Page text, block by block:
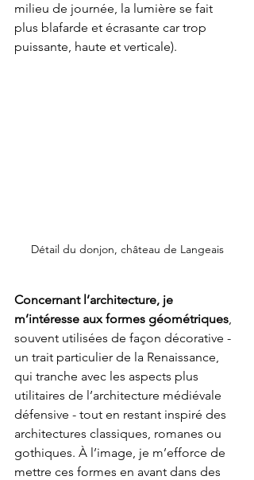
milieu de journée, la lumière se fait
plus blafarde et écrasante car trop
puissante, haute et verticale).
Détail du donjon, château de Langeais
Concernant l’architecture, je
m’intéresse aux formes géométriques
souvent utilisées de façon décorative -
un trait particulier de la Renaissance,
qui tranche avec les aspects plus
utilitaires de l’architecture médiévale
défensive - tout en restant inspiré des
architectures classiques, romanes ou
gothiques. À l’image, je m’efforce de
mettre ces formes en avant dans des